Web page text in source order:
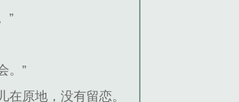
”
。”
原地，没有留恋。